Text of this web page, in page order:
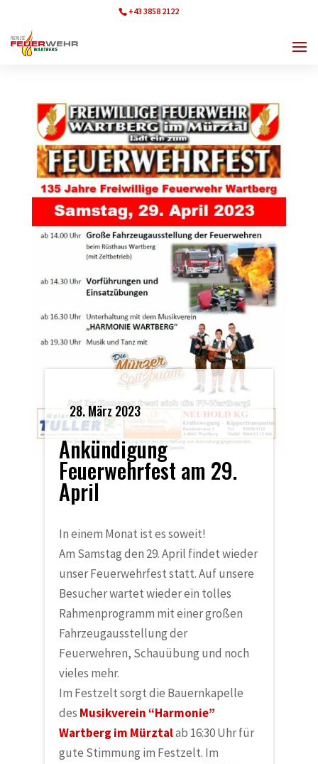
+43 3858 2122
28. März 2023
Ankündigung
Feuerwehrfest am 29.
April
In einem Monat ist es soweit!
Am Samstag den 29. April findet wieder
unser Feuerwehrfest statt. Auf unsere
Besucher wartet wieder ein tolles
Rahmenprogramm mit einer großen
Fahrzeugausstellung der
Feuerwehren, Schauübung und noch
vieles mehr.
Im Festzelt sorgt die Bauernkapelle
des Musikverein “Harmonie”
Wartberg im Mürztalab 16:30 Uhr für
gute Stimmung im Festzelt. Im